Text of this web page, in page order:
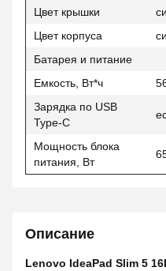
Цвет крышки
Цвет корпуса
Батарея и питание
Емкость, Вт*ч
Зарядка по USB
Type-C
Мощность блока
питания, Вт
Описание
Lenovo IdeaPad Slim 5